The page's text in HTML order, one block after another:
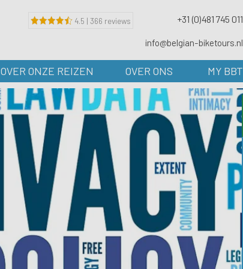
4.5 | 366 reviews +31 (0)481 745 011
info@belgian-biketours.nl
OVER ONZE REIZEN OVER ONS MY BBT